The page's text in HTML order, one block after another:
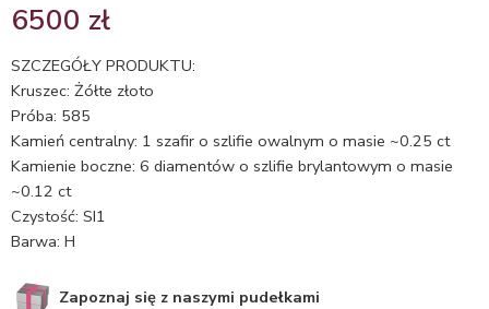
6500 zł
SZCZEGÓŁY PRODUKTU:
Kruszec: Żółte złoto
Próba: 585
Kamień centralny: 1 szafir o szlifie owalnym o masie ~0.25 ct
Kamienie boczne: 6 diamentów o szlifie brylantowym o masie
~0.12 ct
Czystość: SI1
Barwa: H
Zapoznaj się z naszymi pudełkami